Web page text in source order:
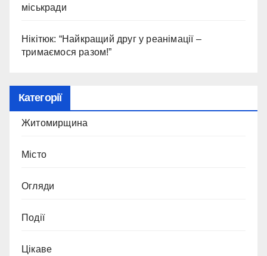
міськради
Нікітюк: “Найкращий друг у реанімації –
тримаємося разом!”
Категорії
Житомирщина
Місто
Огляди
Події
Цікаве